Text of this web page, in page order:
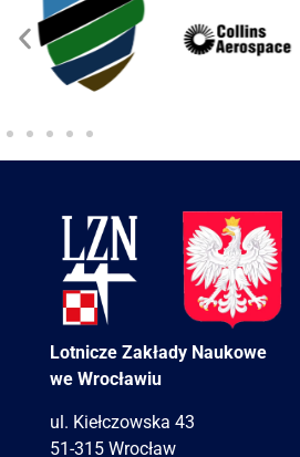
Lotnicze Zakłady Naukowe
we Wrocławiu
ul. Kiełczowska 43
51-315 Wrocław